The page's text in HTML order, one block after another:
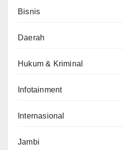
Bisnis
Daerah
Hukum & Kriminal
Infotainment
Internasional
Jambi